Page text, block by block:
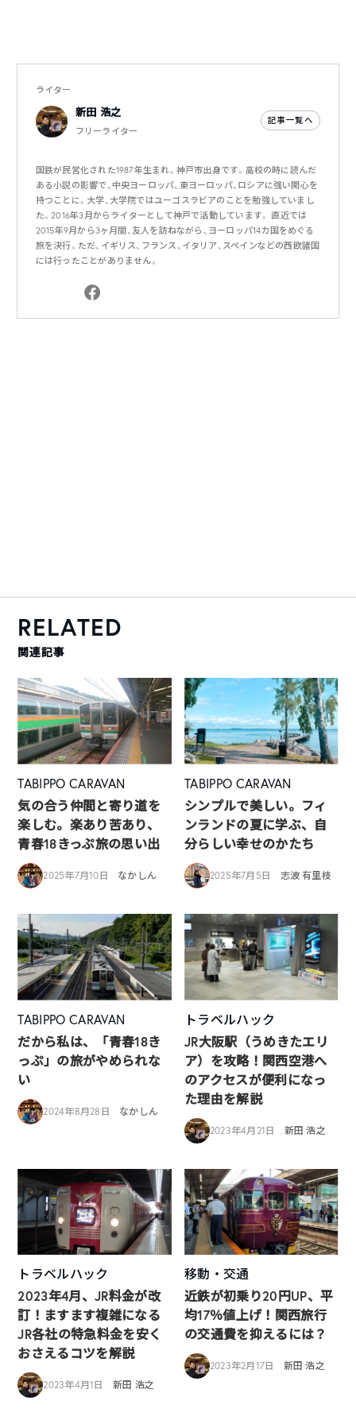
ライター
新田 浩之
フリーライター
記事一覧へ
国鉄が民営化された1987年生まれ。神戸市出身です。高校の時に読んだ
ある小説の影響で、中央ヨーロッパ、東ヨーロッパ、ロシアに強い関心を
持つことに。大学、大学院ではユーゴスラビアのことを勉強していまし
た。2016年3月からライターとして神戸で活動しています。 直近では
2015年9月から3ヶ月間、友人を訪ねながら、ヨーロッパ14カ国をめぐる
旅を決行。ただ、イギリス、フランス、イタリア、スペインなどの西欧諸国
には行ったことがありません。
RELATED
関連記事
TABIPPO CARAVAN
気の合う仲間と寄り道を
楽しむ。楽あり苦あり、
青春18きっぷ旅の思い出
2025年7月10日 なかしん
TABIPPO CARAVAN
シンプルで美しい。フィ
ンランドの夏に学ぶ、自
分らしい幸せのかたち
2025年7月5日 志波 有里枝
TABIPPO CARAVAN
だから私は、「青春18き
っぷ」の旅がやめられな
い
2024年8月28日 なかしん
トラベルハック
JR大阪駅（うめきたエリ
ア）を攻略！関西空港へ
のアクセスが便利になっ
た理由を解説
2023年4月21日 新田 浩之
トラベルハック
2023年4月、JR料金が改
訂！ますます複雑になる
JR各社の特急料金を安く
おさえるコツを解説
2023年4月1日 新田 浩之
移動・交通
近鉄が初乗り20円UP、平
均17％値上げ！関西旅行
の交通費を抑えるには？
2023年2月17日 新田 浩之